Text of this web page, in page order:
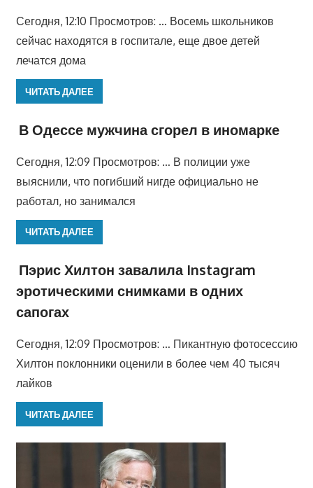
Сегодня, 12:10 Просмотров: … Восемь школьников
сейчас находятся в госпитале, еще двое детей
лечатся дома
ЧИТАТЬ ДАЛЕЕ
В Одессе мужчина сгорел в иномарке
Сегодня, 12:09 Просмотров: … В полиции уже
выяснили, что погибший нигде официально не
работал, но занимался
ЧИТАТЬ ДАЛЕЕ
Пэрис Хилтон завалила Instagram
эротическими снимками в одних
сапогах
Сегодня, 12:09 Просмотров: … Пикантную фотосессию
Хилтон поклонники оценили в более чем 40 тысяч
лайков
ЧИТАТЬ ДАЛЕЕ